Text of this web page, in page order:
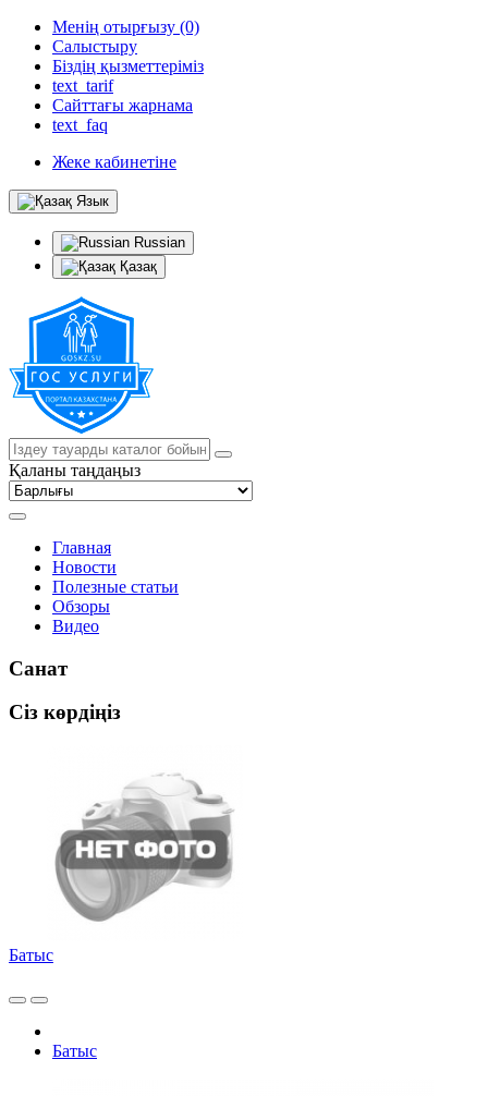
Менің отырғызу (0)
Салыстыру
Біздің қызметтеріміз
text_tarif
Сайттағы жарнама
text_faq
Жеке кабинетіне
Язык
Russian
Қазақ
Қаланы таңдаңыз
Главная
Новости
Полезные статьи
Обзоры
Видео
Санат
Сіз көрдіңіз
Батыс
Батыс